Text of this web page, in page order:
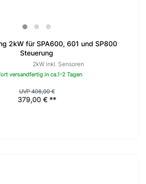
2kW für SPA600, 601 und SP800
Steuerung
2kW inkl. Sensoren
versandfertig in ca.1-2 Tagen
UVP 406,00 €
379,00 € **